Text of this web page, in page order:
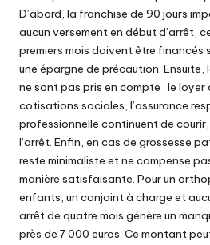
D’abord, la franchise de 90 jours
aucun versement en début d’arrêt,
premiers mois doivent être financés
une épargne de précaution. Ensuite,
ne sont pas pris en compte : le loyer
cotisations sociales, l’assurance
professionnelle continuent de courir,
l’arrêt. Enfin, en cas de grossesse
reste minimaliste et ne compense
manière satisfaisante. Pour un
enfants, un conjoint à charge et
arrêt de quatre mois génère un
près de 7 000 euros. Ce montant